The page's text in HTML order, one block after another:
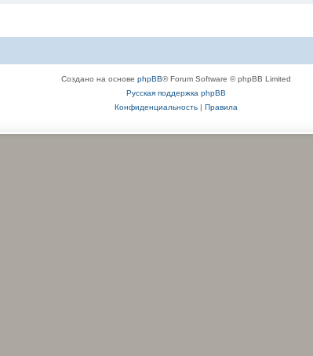
Создано на основе phpBB® Forum Software © phpBB Limited
Русская поддержка phpBB
Конфиденциальность| Правила